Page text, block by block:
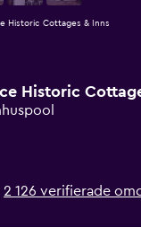
Historic
2 126 verifierade
Historic Cottages & Inns